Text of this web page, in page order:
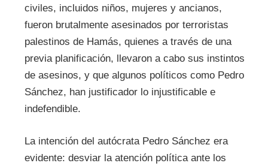
civiles, incluidos niños, mujeres y ancianos,
fueron brutalmente asesinados por terroristas
palestinos de Hamás, quienes a través de una
previa planificación, llevaron a cabo sus instintos
de asesinos, y que algunos políticos como Pedro
Sánchez, han justificador lo injustificable e
indefendible.
La intención del autócrata Pedro Sánchez era
evidente: desviar la atención política ante los